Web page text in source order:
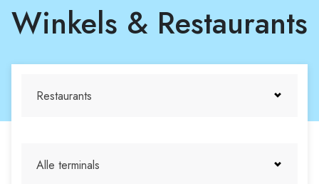
Winkels & Restaurants
Restaurants
Alle terminals